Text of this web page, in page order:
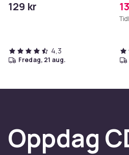
129 kr
4,3
fredag, 21 aug.
Oppdag